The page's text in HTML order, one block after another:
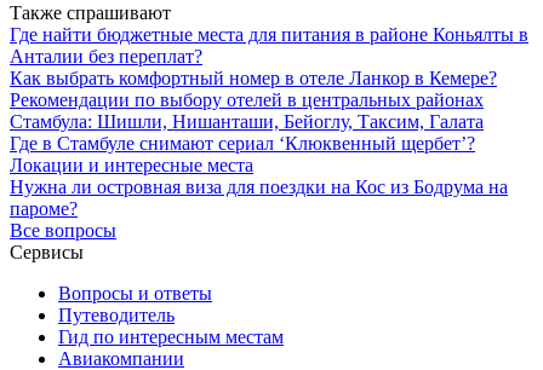
Также спрашивают
Где найти бюджетные места для питания в районе Коньялты в
Анталии без переплат?
Как выбрать комфортный номер в отеле Ланкор в Кемере?
Рекомендации по выбору отелей в центральных районах
Стамбула: Шишли, Нишанташи, Бейоглу, Таксим, Галата
Где в Стамбуле снимают сериал ‘Клюквенный щербет’?
Локации и интересные места
Нужна ли островная виза для поездки на Кос из Бодрума на
пароме?
Все вопросы
Сервисы
Вопросы и ответы
Путеводитель
Гид по интересным местам
Авиакомпании